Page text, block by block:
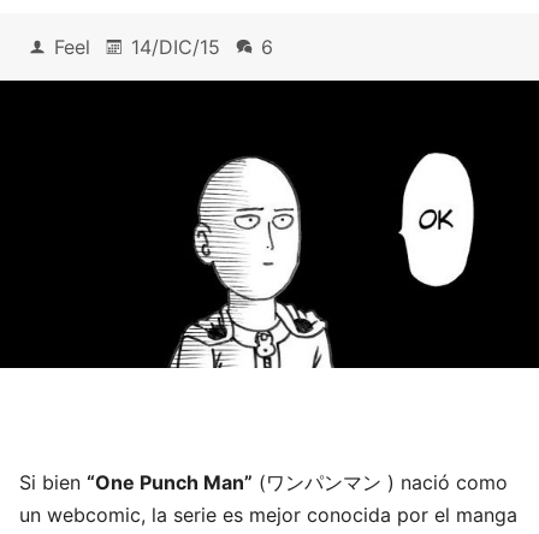
Feel 14/DIC/15 6
Si bien “One Punch Man” (ワンパンマン ) nació como
un webcomic, la serie es mejor conocida por el manga